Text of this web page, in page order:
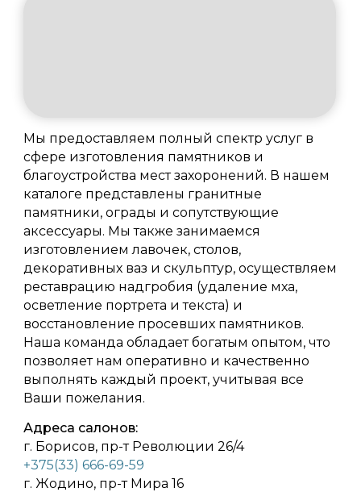
Мы предоставляем полный спектр услуг в
сфере изготовления памятников и
благоустройства мест захоронений. В нашем
каталоге представлены гранитные
памятники, ограды и сопутствующие
аксессуары. Мы также занимаемся
изготовлением лавочек, столов,
декоративных ваз и скульптур, осуществляем
реставрацию надгробия (удаление мха,
осветление портрета и текста) и
восстановление просевших памятников.
Наша команда обладает богатым опытом, что
позволяет нам оперативно и качественно
выполнять каждый проект, учитывая все
Ваши пожелания.
Адреса салонов:
г. Борисов, пр-т Революции 26/4
+375(33) 666-69-59
г. Жодино, пр-т Мира 16